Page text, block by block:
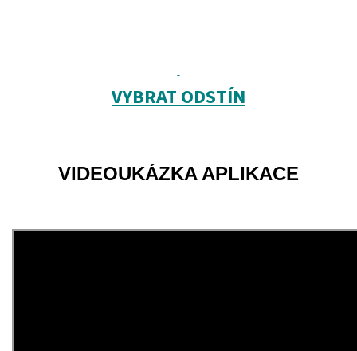
VYBRATODSTÍN
VIDEOUKÁZKA APLIKACE